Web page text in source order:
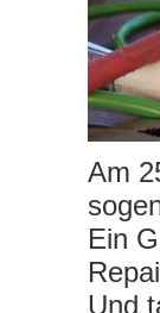
Am
Ein
Und